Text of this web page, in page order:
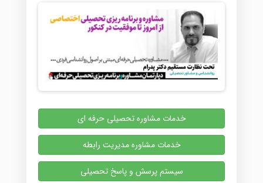
خدمات مشاوره تحصیلی حرفه ای
خدمات مشاوره مدیریت رابطه
سیستم پرسش و پاسخ تحصیلی